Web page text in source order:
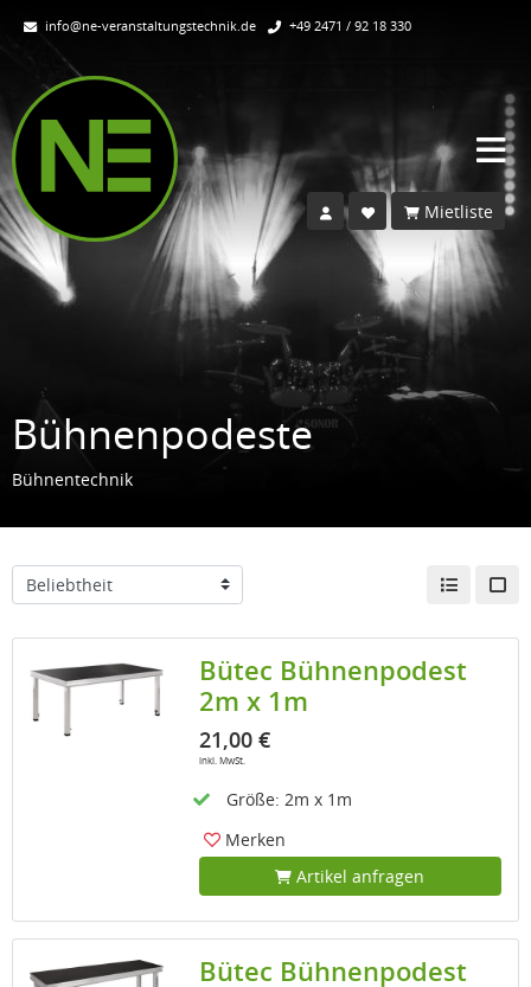
Bühnenpodeste
Bühnentechnik
info@ne-veranstaltungstechnik.de +49 2471 / 92 18 330
Mietliste
Bütec Bühnenpodest
2m x 1m
21,00 €
inkl. MwSt.
Größe: 2m x 1m
Merken
Artikel anfragen
Bütec Bühnenpodest